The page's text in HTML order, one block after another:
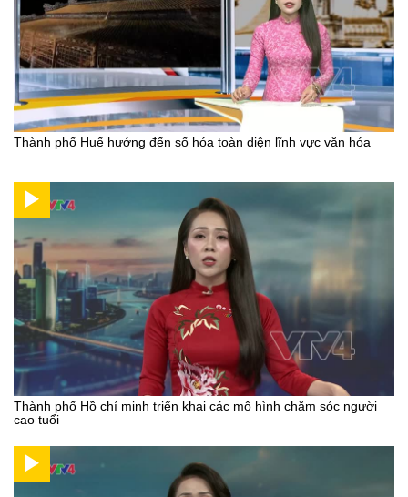
Thành phố Huế hướng đến số hóa toàn diện lĩnh vực văn hóa
Thành phố Hồ chí minh triển khai các mô hình chăm sóc người
cao tuổi